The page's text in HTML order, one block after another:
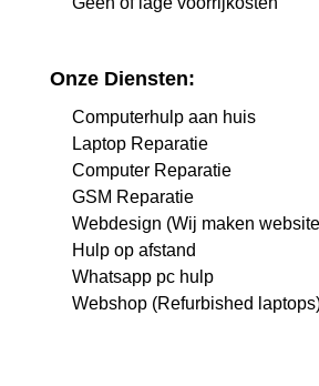
Onze Diensten:
Computerhulp aan huis
Laptop Reparatie
Computer Reparatie
GSM Reparatie
Webdesign (Wij maken
Hulp op afstand
Whatsapp pc hulp
Webshop (Refurbished